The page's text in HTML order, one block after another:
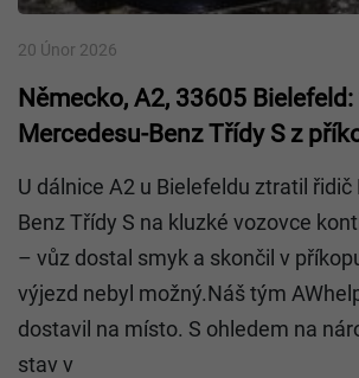
20 Únor 2026
Německo, A2, 33605
Mercedesu-Benz Třídy S z
U dálnice A2 u Bielefeldu ztratil
Benz Třídy S na kluzké vozovce
– vůz dostal smyk a skončil v
výjezd nebyl možný.Náš tým
dostavil na místo. S ohledem na
stav v